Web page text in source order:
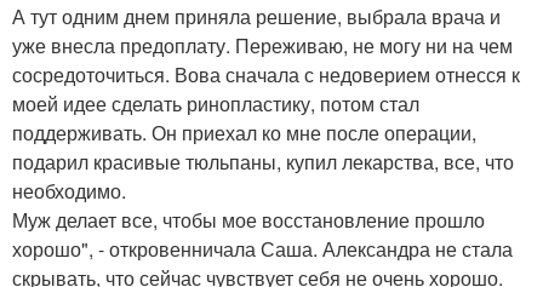
А тут одним днем приняла решение, выбрала врача и
уже внесла предоплату. Переживаю, не могу ни на чем
сосредоточиться. Вова сначала с недоверием отнесся к
моей идее сделать ринопластику, потом стал
поддерживать. Он приехал ко мне после операции,
подарил красивые тюльпаны, купил лекарства, все, что
необходимо.
Муж делает все, чтобы мое восстановление прошло
хорошо", - откровенничала Саша. Александра не стала
скрывать, что сейчас чувствует себя не очень хорошо.